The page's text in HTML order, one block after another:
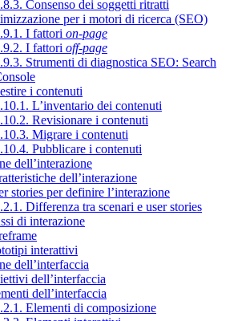
Consenso dei soggetti ritratti
per i motori di ricerca (SEO)
I fattori on-page
I fattori off-page
Strumenti di diagnostica SEO: Search
i contenuti
L’inventario dei contenuti
Revisionare i contenuti
Migrare i contenuti
Pubblicare i contenuti
dell’interazione
dell’interazione
stories per definire l’interazione
Differenza tra scenari e user stories
di interazione
interattivi
dell’interfaccia
dell’interfaccia
dell’interfaccia
Elementi di composizione